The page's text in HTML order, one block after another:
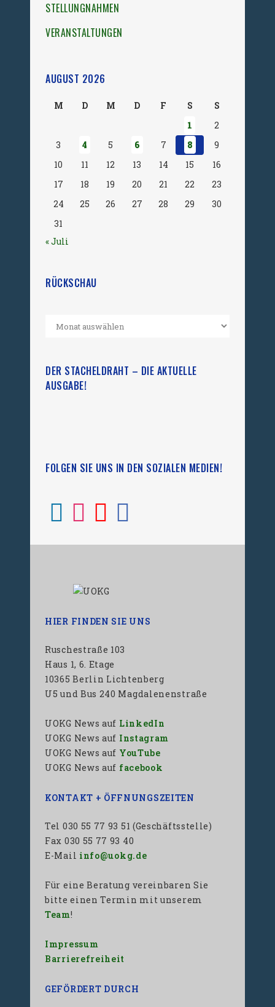
STELLUNGNAHMEN
VERANSTALTUNGEN
AUGUST 2026
M D M D F S
S
1
2
3
4 5 6 7 8
9
10
11 12 13 14 15
16
17
18 19 20 21 22
23
24
25 26 27 28 29
30
31
« Juli
RÜCKSCHAU
DER STACHELDRAHT – DIE AKTUELLE
AUSGABE!
FOLGEN SIE UNS IN DEN SOZIALEN MEDIEN!
HIER FINDEN SIE UNS
Ruschestraße 103
Haus 1, 6. Etage
10365 Berlin Lichtenberg
U5 und Bus 240 Magdalenenstraße
UOKG News auf LinkedIn
UOKG News auf Instagram
UOKG News auf YouTube
UOKG News auf facebook
KONTAKT + ÖFFNUNGSZEITEN
Tel 030 55 77 93 51 (Geschäftsstelle)
Fax 030 55 77 93 40
E-Mail info@uokg.de
Für eine Beratung vereinbaren Sie
bitte einen Termin mit unserem
Team!
Impressum
Barrierefreiheit
GEFÖRDERT DURCH